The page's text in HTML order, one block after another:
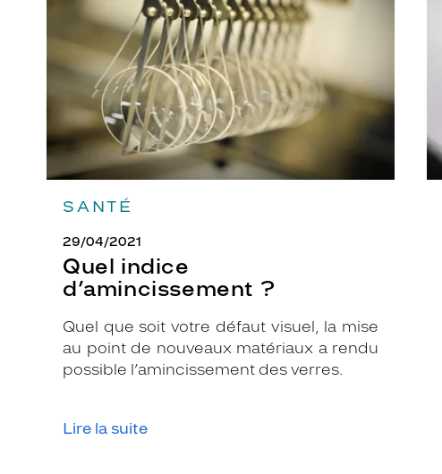
SANTÉ
29/04/2021
Quel indice
d’amincissement ?
Quel que soit votre défaut visuel, la mise
au point de nouveaux matériaux a rendu
possible l’amincissement des verres.
Lire la suite